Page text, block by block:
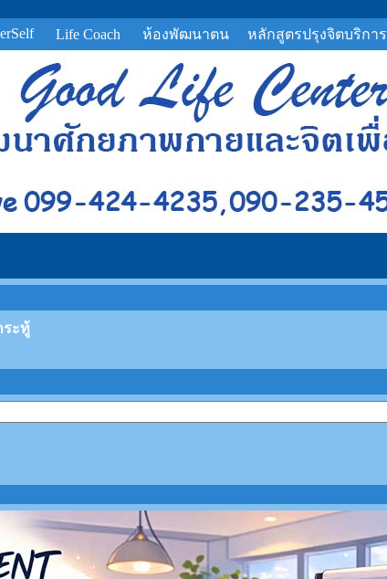
Life Coach ห้องพัฒนาตน หลักสูตรปรุงจิตบริการ
ระทู้